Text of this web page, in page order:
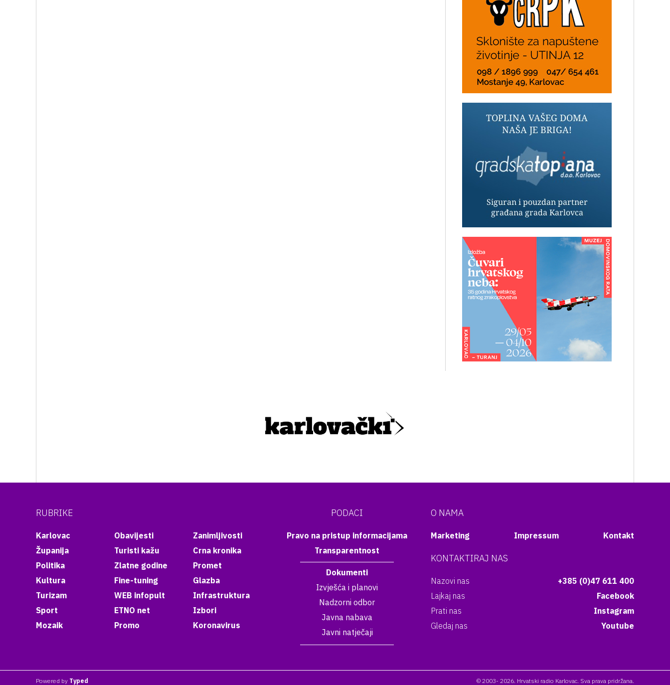
RUBRIKE
Karlovac
Županija
Politika
Kultura
Turizam
Sport
Mozaik
Obavijesti
Turisti kažu
Zlatne godine
Fine-tuning
WEB infopult
ETNO net
Promo
Zanimljivosti
Crna kronika
Promet
Glazba
Infrastruktura
Izbori
Koronavirus
PODACI
Pravo na pristup informacijama
Transparentnost
Dokumenti
Izvješća i planovi
Nadzorni odbor
Javna nabava
Javni natječaji
O NAMA
Marketing Impressum Kontakt
KONTAKTIRAJ NAS
Nazovi nas
+385 (0)47 611 400
Lajkaj nas
Facebook
Prati nas
Instagram
Gledaj nas
Youtube
Powered by Typed © 2003- 2026. Hrvatski radio Karlovac. Sva prava pridržana.